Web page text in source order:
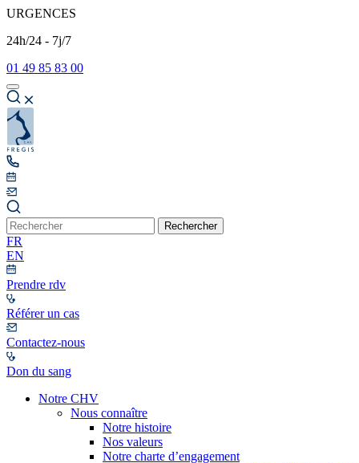
URGENCES
24h/24 - 7j/7
01 49 85 83 00
Rechercher
FR
EN
Prendre rdv
Référer un cas
Contactez-nous
Don du sang
Notre CHV
Nous connaître
Notre histoire
Nos valeurs
Notre charte d’engagement